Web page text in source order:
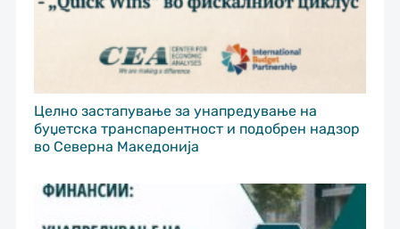
Целно застапување за унапредување на
буџетска транспарентност и подобрен надзор
во Северна Македонија